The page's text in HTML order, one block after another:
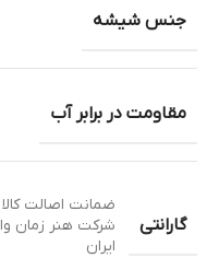
جنس شیشه
مقاومت در برابر آب
گارانتی
ضمانت اصالت
شرکت هنر زمان
ایران